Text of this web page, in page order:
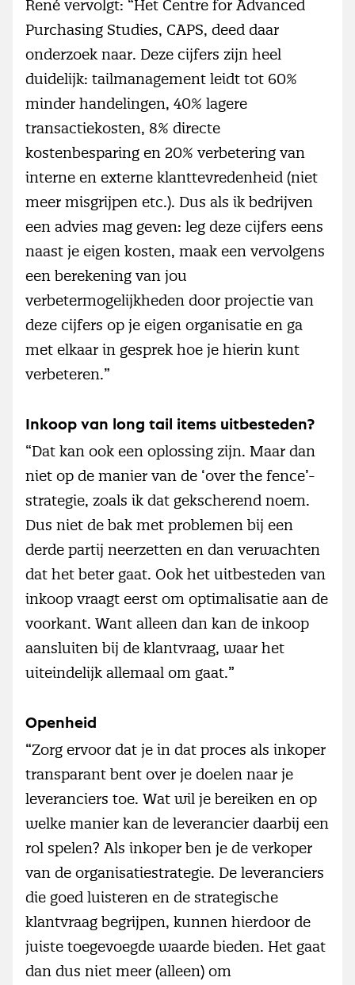
René vervolgt: “Het Centre for Advanced
Purchasing Studies, CAPS, deed daar
onderzoek naar. Deze cijfers zijn heel
duidelijk: tailmanagement leidt tot 60%
minder handelingen, 40% lagere
transactiekosten, 8% directe
kostenbesparing en 20% verbetering van
interne en externe klanttevredenheid (niet
meer misgrijpen etc.). Dus als ik bedrijven
een advies mag geven: leg deze cijfers eens
naast je eigen kosten, maak een vervolgens
een berekening van jou
verbetermogelijkheden door projectie van
deze cijfers op je eigen organisatie en ga
met elkaar in gesprek hoe je hierin kunt
verbeteren.”
Inkoop van long tail items uitbesteden?
“Dat kan ook een oplossing zijn. Maar dan
niet op de manier van de ‘over the fence’-
strategie, zoals ik dat gekscherend noem.
Dus niet de bak met problemen bij een
derde partij neerzetten en dan verwachten
dat het beter gaat. Ook het uitbesteden van
inkoop vraagt eerst om optimalisatie aan de
voorkant. Want alleen dan kan de inkoop
aansluiten bij de klantvraag, waar het
uiteindelijk allemaal om gaat.”
Openheid
“Zorg ervoor dat je in dat proces als inkoper
transparant bent over je doelen naar je
leveranciers toe. Wat wil je bereiken en op
welke manier kan de leverancier daarbij een
rol spelen? Als inkoper ben je de verkoper
van de organisatiestrategie. De leveranciers
die goed luisteren en de strategische
klantvraag begrijpen, kunnen hierdoor de
juiste toegevoegde waarde bieden. Het gaat
dan dus niet meer (alleen) om